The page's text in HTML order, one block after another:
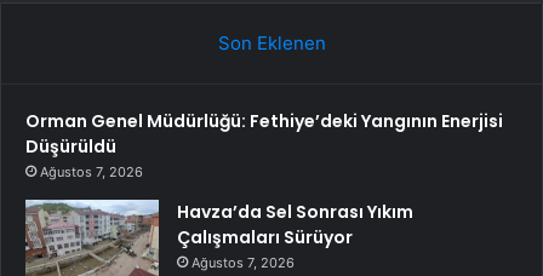
Son Eklenen
Orman Genel Müdürlüğü: Fethiye’deki Yangının Enerjisi
Düşürüldü
Ağustos 7, 2026
Havza’da Sel Sonrası Yıkım
Çalışmaları Sürüyor
Ağustos 7, 2026